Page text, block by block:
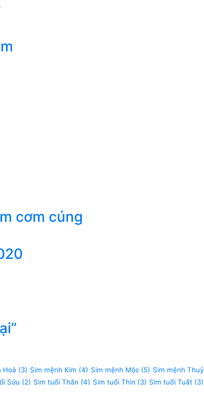
cơm cúng
Hoả (3) Sim mệnh Kim (4) Sim mệnh Mộc (5) Sim mệnh Thuỷ
Sửu (2) Sim tuổi Thân (4) Sim tuổi Thìn (3) Sim tuổi Tuất (3)